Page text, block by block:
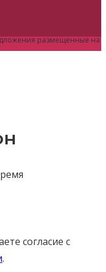
размещенные на
согласие с
.